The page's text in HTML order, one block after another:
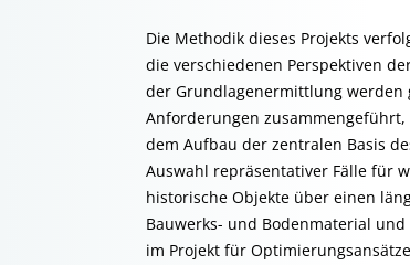
Die Methodik dieses Projekts
die verschiedenen Perspektiven
der Grundlagenermittlung werden
Anforderungen
dem Aufbau der zentralen Basis
Auswahl repräsentativer Fälle für
historische Objekte über einen
Bauwerks- und Bodenmaterial
im Projekt für